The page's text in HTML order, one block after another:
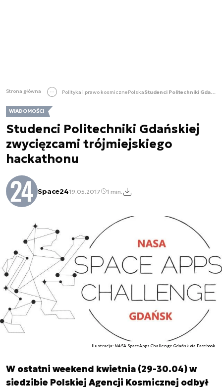
Strona główna Polityka i prawo kosmicznePolska Studenci Politechniki Gdańskiej zwycięzcami trójmiejskiego hackathonu
WIADOMOŚCI
Studenci Politechniki Gdańskiej
zwycięzcami trójmiejskiego
hackathonu
Space2419.05.2017 1 min.
Ilustracja: NASA SpaceApps Challenge Gdańsk via Facebook
W ostatni weekend kwietnia (29-30.04) w
siedzibie Polskiej Agencji Kosmicznej odbył